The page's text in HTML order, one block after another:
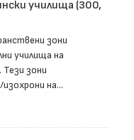
училища (300,
зони
училища на
зони
на...